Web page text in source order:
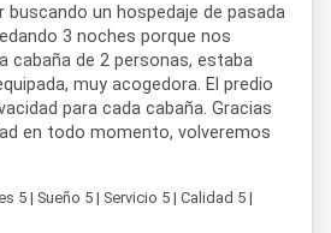
buscando un hospedaje de pasada
3 noches porque nos
cabaña de 2 personas, estaba
muy acogedora. El predio
para cada cabaña. Gracias
en todo momento, volveremos
5 | Sueño 5 | Servicio 5 | Calidad 5 |